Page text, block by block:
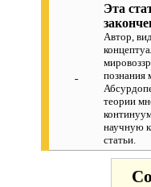
Эта
Автор,
познания
теории
научную
статьи.